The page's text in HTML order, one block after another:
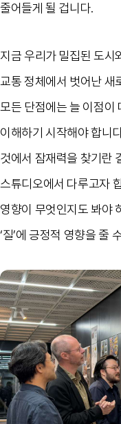
줄어들게 될 겁니다.
지금 우리가 밀집된 도시
교통 정체에서 벗어난 새
모든 단점에는 늘 이점이
이해하기 시작해야 합니
것에서 잠재력을 찾기란
스튜디오에서 다루고자
영향이 무엇인지도 봐야
‘질’에 긍정적 영향을 줄